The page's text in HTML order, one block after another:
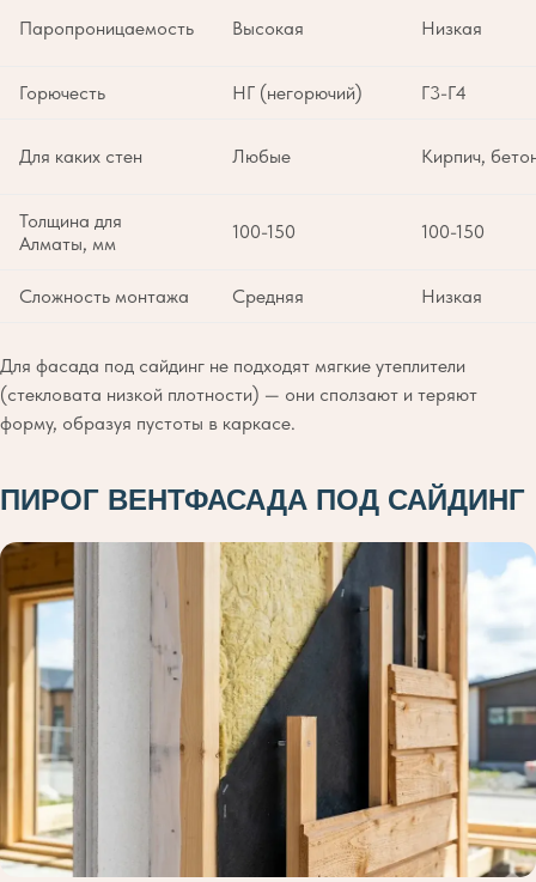
Паропроницаемость Высокая Низкая
Горючесть НГ (негорючий) Г3-Г4
Для каких стен Любые Кирпич,
Толщина для
Алматы, мм
100-150 100-150
Сложность монтажа Средняя Низкая
Для фасада под сайдинг не подходят мягкие утеплители
(стекловата низкой плотности) — они сползают и теряют
форму, образуя пустоты в каркасе.
ПИРОГ ВЕНТФАСАДА ПОД САЙДИНГ